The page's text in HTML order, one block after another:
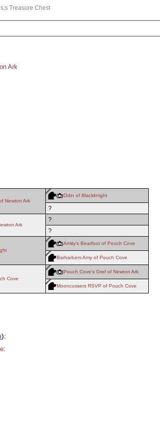
Treasure Chest
Ark
Newton Ark
Odin of Blackknight
?
Ark
?
?
Amity's Bearfoot of Pouch Cove
Barharbers Amy of Pouch Cove
Cove
Pouch Cove's Gref of Newton Ark
Mooncussers RSVP of Pouch Cove
):
: